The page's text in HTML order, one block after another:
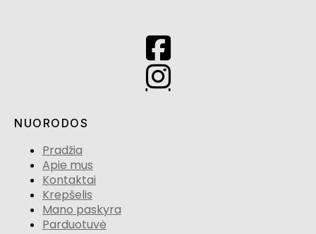
NUORODOS
Pradžia
Apie mus
Kontaktai
Krepšelis
Mano paskyra
Parduotuvė